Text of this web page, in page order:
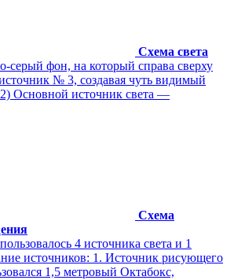
Схема света
серый фон, на который справа сверху
№ 3, создавая чуть видимый
Основной источник света —
Схема
4 источника света и 1
источников: 1. Источник рисующего
1,5 метровый Октабокс,